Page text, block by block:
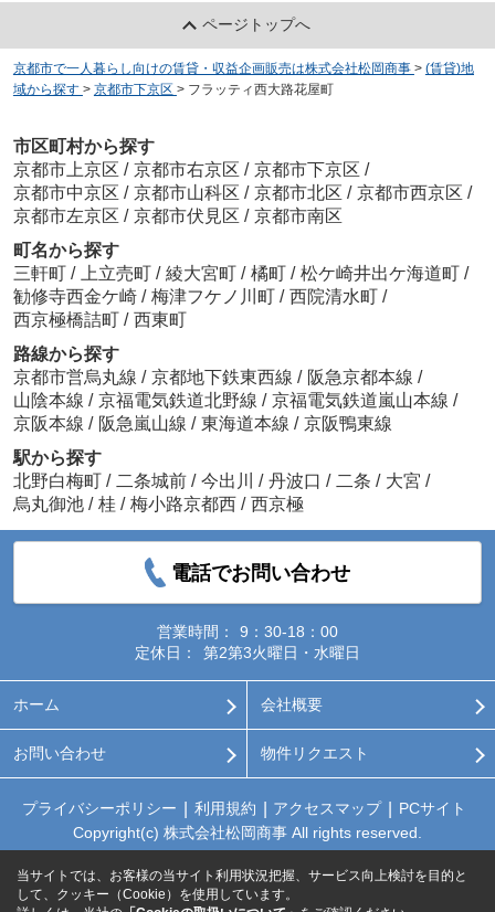
ページトップへ
京都市で一人暮らし向けの賃貸・収益企画販売は株式会社松岡商事 > (賃貸)地
域から探す > 京都市下京区 > フラッティ西大路花屋町
市区町村から探す
京都市上京区 / 京都市右京区 / 京都市下京区 /
京都市中京区 / 京都市山科区 / 京都市北区 / 京都市西京区 /
京都市左京区 / 京都市伏見区 / 京都市南区
町名から探す
三軒町 / 上立売町 / 綾大宮町 / 橘町 / 松ケ崎井出ケ海道町 /
勧修寺西金ケ崎 / 梅津フケノ川町 / 西院清水町 /
西京極橋詰町 / 西東町
路線から探す
京都市営烏丸線 / 京都地下鉄東西線 / 阪急京都本線 /
山陰本線 / 京福電気鉄道北野線 / 京福電気鉄道嵐山本線 /
京阪本線 / 阪急嵐山線 / 東海道本線 / 京阪鴨東線
駅から探す
北野白梅町 / 二条城前 / 今出川 / 丹波口 / 二条 / 大宮 /
烏丸御池 / 桂 / 梅小路京都西 / 西京極
電話でお問い合わせ
営業時間：
9：30-18：00
定休日：
第2第3火曜日・水曜日
ホーム 会社概要
お問い合わせ 物件リクエスト
プライバシーポリシー 利用規約 アクセスマップ
PCサイト
Copyright(c) 株式会社松岡商事 All rights reserved.
当サイトでは、お客様の当サイト利用状況把握、サービス向上検討を目的と
して、クッキー（Cookie）を使用しています。